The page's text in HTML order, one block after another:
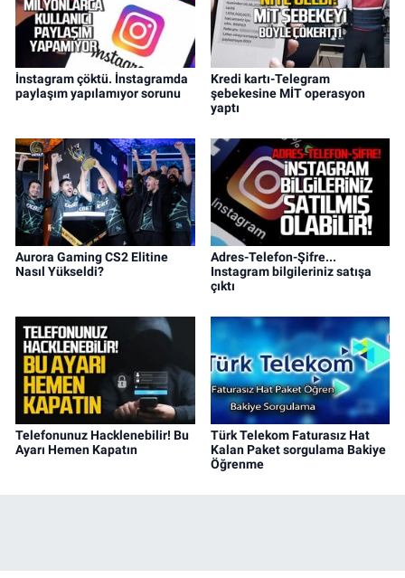
İnstagram çöktü. İnstagramda
paylaşım yapılamıyor sorunu
Kredi kartı-Telegram
şebekesine MİT operasyon
yaptı
Aurora Gaming CS2 Elitine
Nasıl Yükseldi?
Adres-Telefon-Şifre...
Instagram bilgileriniz satışa
çıktı
Telefonunuz Hacklenebilir! Bu
Ayarı Hemen Kapatın
Türk Telekom Faturasız Hat
Kalan Paket sorgulama Bakiye
Öğrenme